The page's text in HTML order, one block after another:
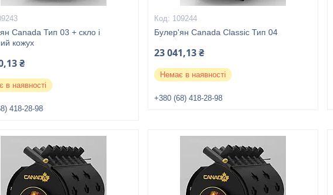
Canada Тип 03 + скло і
кожух
₴
в наявності
418-28-98
109244
Булер'ян Canada Classic Тип 04
23 041,13 ₴
Немає в наявності
+380 (68) 418-28-98